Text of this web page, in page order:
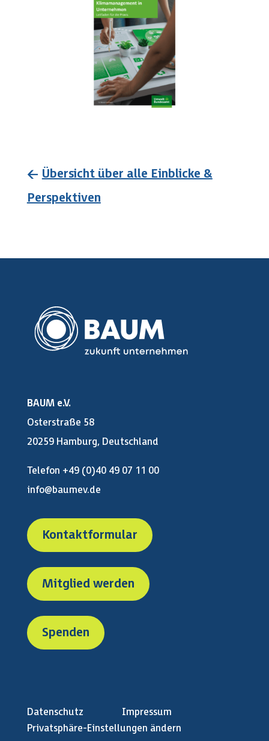
← Übersicht über alle Einblicke &
Perspektiven
BAUM e.V.
Osterstraße 58
20259 Hamburg, Deutschland
Telefon +49 (0)40 49 07 11 00
info@baumev.de
Kontaktformular
Mitglied werden
Spenden
Datenschutz
Impressum
Privatsphäre-Einstellungen ändern